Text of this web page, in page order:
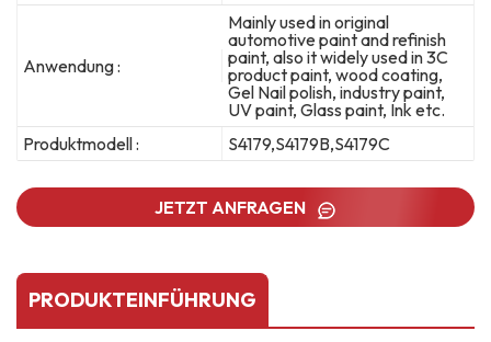
Anwendung :
Mainly used in original
automotive paint and refinish
paint, also it widely used in 3C
product paint, wood coating,
Gel Nail polish, industry paint,
UV paint, Glass paint, Ink etc.
Produktmodell :
S4179,S4179B,S4179C
JETZT ANFRAGEN
PRODUKTEINFÜHRUNG